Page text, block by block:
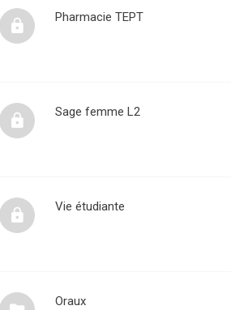
Pharmacie TEPT
Sage femme L2
Vie étudiante
Oraux